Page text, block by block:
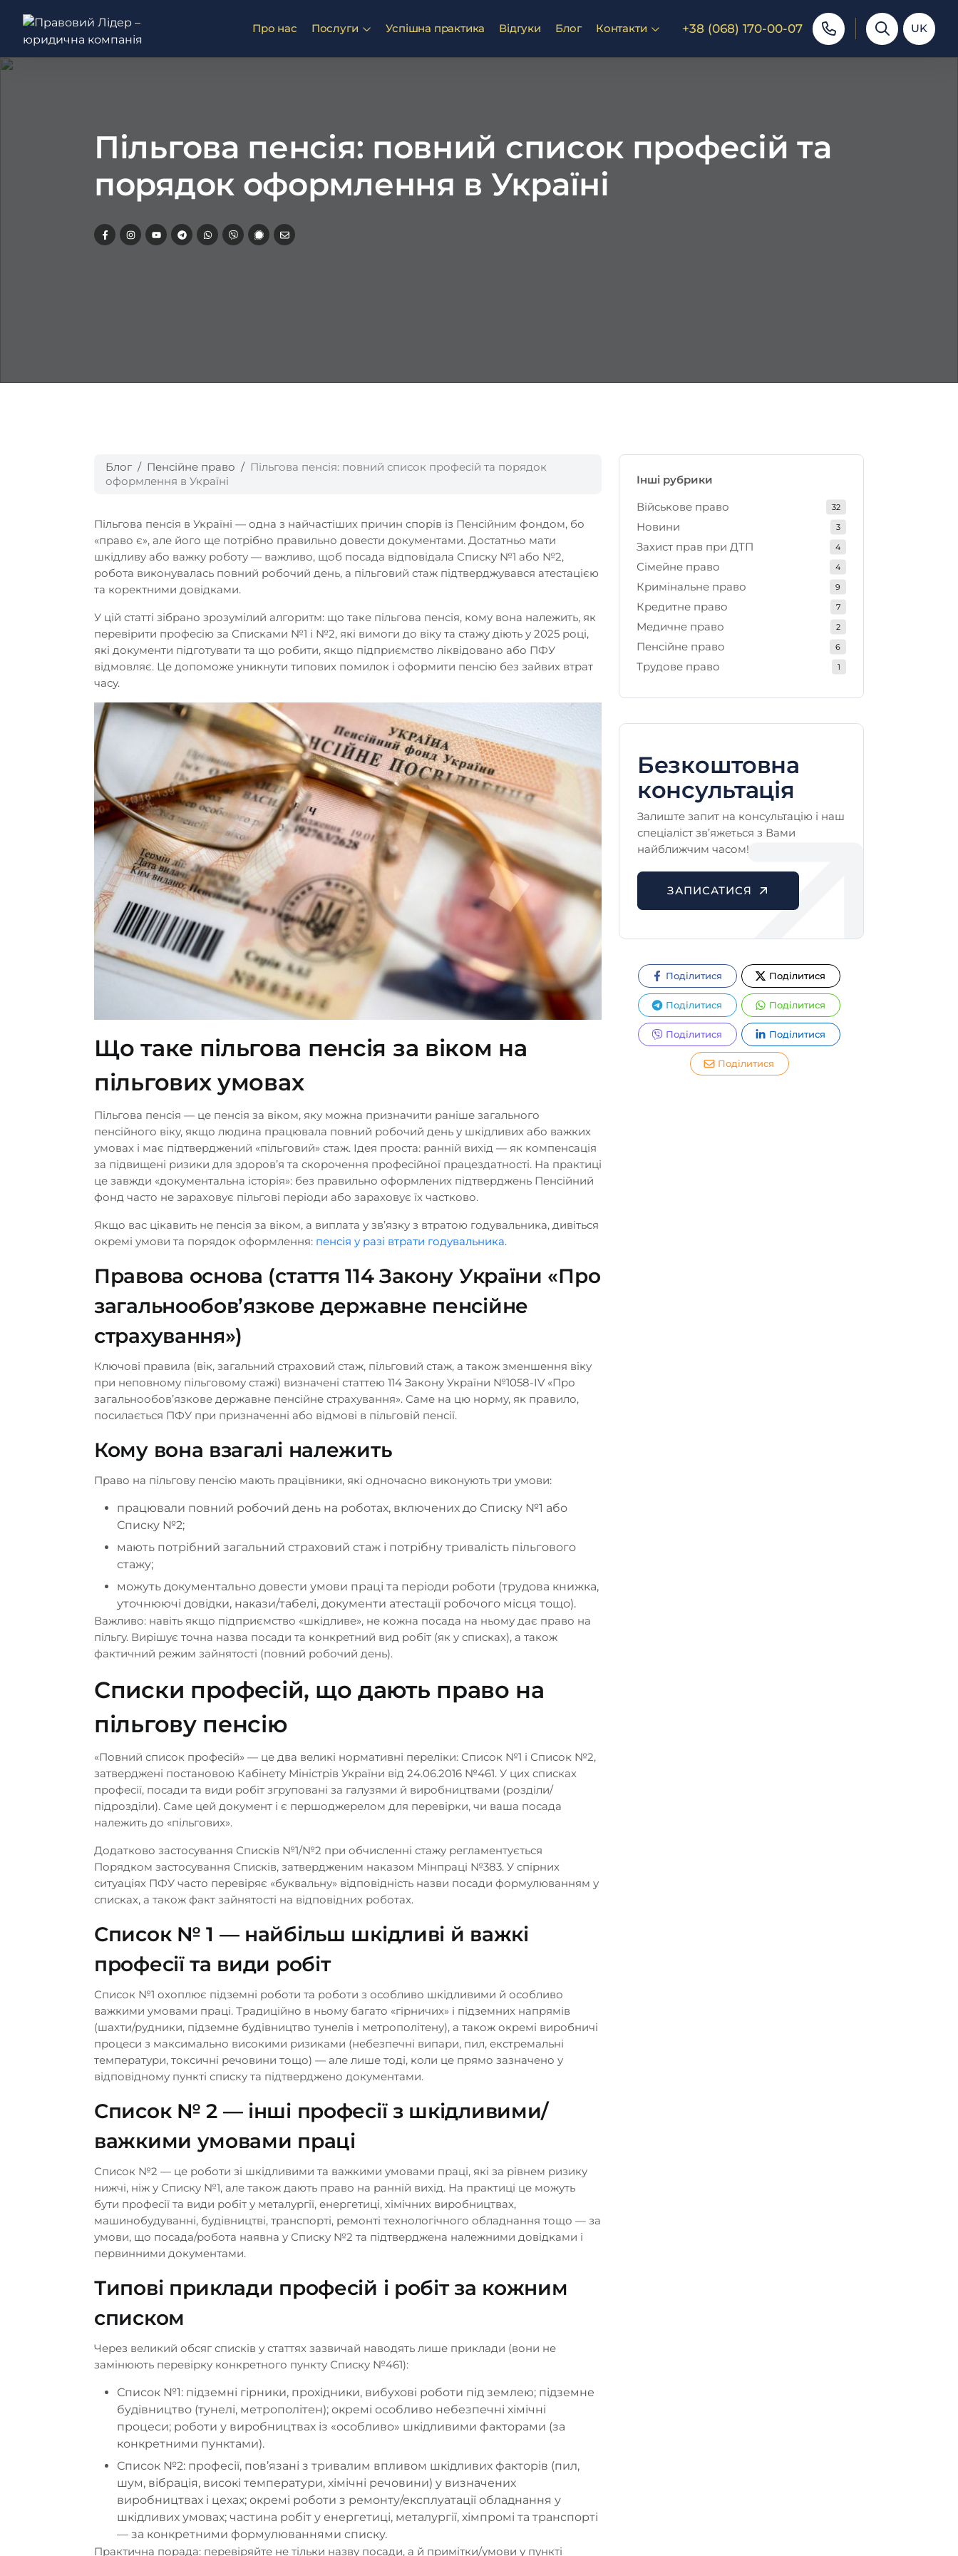
Про нас Послуги Успішна практика Відгуки Блог Контакти +38 (068) 170-00-07 UK
Пільгова пенсія: повний список професій та
порядок оформлення в Україні
Блог Пенсійне право
Пільгова пенсія: повний список професій та порядок
оформлення в Україні
Пільгова пенсія в Україні — одна з найчастіших причин спорів із Пенсійним фондом, бо
«право є», але його ще потрібно правильно довести документами. Достатньо мати
шкідливу або важку роботу — важливо, щоб посада відповідала Списку №1 або №2,
робота виконувалась повний робочий день, а пільговий стаж підтверджувався атестацією
та коректними довідками.
У цій статті зібрано зрозумілий алгоритм: що таке пільгова пенсія, кому вона належить, як
перевірити професію за Списками №1 і №2, які вимоги до віку та стажу діють у 2025 році,
які документи підготувати та що робити, якщо підприємство ліквідовано або ПФУ
відмовляє. Це допоможе уникнути типових помилок і оформити пенсію без зайвих втрат
часу.
Що таке пільгова пенсія за віком на
пільгових умовах
Пільгова пенсія — це пенсія за віком, яку можна призначити раніше загального
пенсійного віку, якщо людина працювала повний робочий день у шкідливих або важких
умовах і має підтверджений «пільговий» стаж. Ідея проста: ранній вихід — як компенсація
за підвищені ризики для здоров’я та скорочення професійної працездатності. На практиці
це завжди «документальна історія»: без правильно оформлених підтверджень Пенсійний
фонд часто не зараховує пільгові періоди або зараховує їх частково.
Якщо вас цікавить не пенсія за віком, а виплата у зв’язку з втратою годувальника, дивіться
окремі умови та порядок оформлення: пенсія у разі втрати годувальника.
Правова основа (стаття 114 Закону України «Про
загальнообов’язкове державне пенсійне
страхування»)
Ключові правила (вік, загальний страховий стаж, пільговий стаж, а також зменшення віку
при неповному пільговому стажі) визначені статтею 114 Закону України №1058-IV «Про
загальнообов’язкове державне пенсійне страхування». Саме на цю норму, як правило,
посилається ПФУ при призначенні або відмові в пільговій пенсії.
Кому вона взагалі належить
Право на пільгову пенсію мають працівники, які одночасно виконують три умови:
працювали повний робочий день на роботах, включених до Списку №1 або
Списку №2;
мають потрібний загальний страховий стаж і потрібну тривалість пільгового
стажу;
можуть документально довести умови праці та періоди роботи (трудова книжка,
уточнюючі довідки, накази/табелі, документи атестації робочого місця тощо).
Важливо: навіть якщо підприємство «шкідливе», не кожна посада на ньому дає право на
пільгу. Вирішує точна назва посади та конкретний вид робіт (як у списках), а також
фактичний режим зайнятості (повний робочий день).
Списки професій, що дають право на
пільгову пенсію
«Повний список професій» — це два великі нормативні переліки: Список №1 і Список №2,
затверджені постановою Кабінету Міністрів України від 24.06.2016 №461. У цих списках
професії, посади та види робіт згруповані за галузями й виробництвами (розділи/
підрозділи). Саме цей документ і є першоджерелом для перевірки, чи ваша посада
належить до «пільгових».
Додатково застосування Списків №1/№2 при обчисленні стажу регламентується
Порядком застосування Списків, затвердженим наказом Мінпраці №383. У спірних
ситуаціях ПФУ часто перевіряє «буквальну» відповідність назви посади формулюванням у
списках, а також факт зайнятості на відповідних роботах.
Список № 1 — найбільш шкідливі й важкі
професії та види робіт
Список №1 охоплює підземні роботи та роботи з особливо шкідливими й особливо
важкими умовами праці. Традиційно в ньому багато «гірничих» і підземних напрямів
(шахти/рудники, підземне будівництво тунелів і метрополітену), а також окремі виробничі
процеси з максимально високими ризиками (небезпечні випари, пил, екстремальні
температури, токсичні речовини тощо) — але лише тоді, коли це прямо зазначено у
відповідному пункті списку та підтверджено документами.
Список № 2 — інші професії з шкідливими/
важкими умовами праці
Список №2 — це роботи зі шкідливими та важкими умовами праці, які за рівнем ризику
нижчі, ніж у Списку №1, але також дають право на ранній вихід. На практиці це можуть
бути професії та види робіт у металургії, енергетиці, хімічних виробництвах,
машинобудуванні, будівництві, транспорті, ремонті технологічного обладнання тощо — за
умови, що посада/робота наявна у Списку №2 та підтверджена належними довідками і
первинними документами.
Типові приклади професій і робіт за кожним
списком
Через великий обсяг списків у статтях зазвичай наводять лише приклади (вони не
замінюють перевірку конкретного пункту Списку №461):
Список №1: підземні гірники, прохідники, вибухові роботи під землею; підземне
будівництво (тунелі, метрополітен); окремі особливо небезпечні хімічні
процеси; роботи у виробництвах із «особливо» шкідливими факторами (за
конкретними пунктами).
Список №2: професії, пов’язані з тривалим впливом шкідливих факторів (пил,
шум, вібрація, високі температури, хімічні речовини) у визначених
виробництвах і цехах; окремі роботи з ремонту/експлуатації обладнання у
шкідливих умовах; частина робіт у енергетиці, металургії, хімпромі та транспорті
— за конкретними формулюваннями списку.
Практична порада: перевіряйте не тільки назву посади, а й примітки/умови у пункті
Інші рубрики
Військове право
32
Новини 3
Захист прав при ДТП 4
Сімейне право 4
Кримінальне право 9
Кредитне право 7
Медичне право 2
Пенсійне право 6
Трудове право 1
Безкоштовна
консультація
Залиште запит на консультацію і наш
спеціаліст зв’яжеться з Вами
найближчим часом!
ЗАПИСАТИСЯ
Поділитися Поділитися
Поділитися Поділитися
Поділитися Поділитися
Поділитися
Замовте зворотній
дзвінок від наших
юристів
Ми передзвонимо вам найближчим часом
ПЕРЕДЗВОНИТИ МЕНІ
+38 (068) 170-00-07